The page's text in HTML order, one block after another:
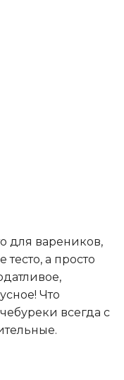
для вареников,
а просто
Что
всегда с